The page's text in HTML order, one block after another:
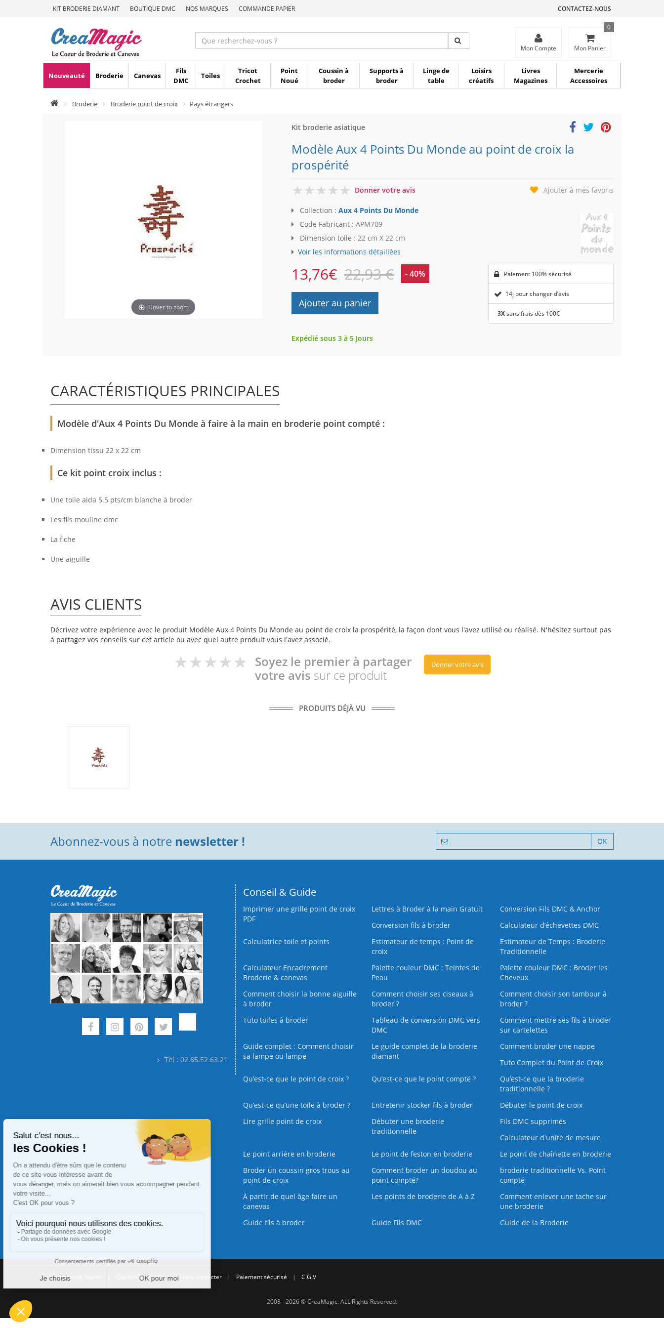
KIT BRODERIE DIAMANT BOUTIQUE DMC NOS MARQUES COMMANDE PAPIER CONTACTEZ-NOUS
Mon Compte Mon Panier
0
Nouveauté Broderie Canevas
Fils
DMC
Toiles
Tricot
Crochet
Point
Noué
Coussin à
broder
Supports à
broder
Linge de
table
Loisirs
créatifs
Livres
Magazines
Mercerie
Accessoires
Broderie Broderie point de croix Pays étrangers
Hover to zoom
Kit broderie asiatique
Modèle Aux 4 Points Du Monde au point de croix la
prospérité
0
Donner votre avis Ajouter à mes favoris
Collection : Aux 4 Points Du Monde
Code Fabricant : APM709
Dimension toile : 22 cm X 22 cm
Voir les informations détaillées
13,76€ 22,93 € - 40%
Ajouter au panier
Paiement 100% sécurisé
14j pour changer d’avis
3Xsans frais dès 100€
Expédié sous 3 à 5 Jours
CARACTÉRISTIQUES PRINCIPALES
Modèle d'Aux 4 Points Du Monde à faire à la main en broderie point compté :
Dimension tissu 22 x 22 cm
Ce kit point croix inclus :
Une toile aida 5.5 pts/cm blanche à broder
Les fils mouline dmc
La fiche
Une aiguille
AVIS CLIENTS
Décrivez votre expérience avec le produit Modèle Aux 4 Points Du Monde au point de croix la prospérité, la façon dont vous l'avez utilisé ou réalisé. N'hésitez surtout pas
à partagez vos conseils sur cet article ou avec quel autre produit vous l'avez associé.
Soyez le premier à partager
votre avis sur ce produit
Donner votre avis
PRODUITS DÉJÀ VU
Abonnez-vous à notre newsletter ! OK
Tél : 02.85.52.63.21
Conseil & Guide
Imprimer une grille point de croix
PDF
Lettres à Broder à la main Gratuit
Conversion Fils DMC & Anchor
Conversion fils à broder
Calculateur d’échevettes DMC
Calculatrice toile et points
Estimateur de temps : Point de
croix
Estimateur de Temps : Broderie
Traditionnelle
Calculateur Encadrement
Broderie & canevas
Palette couleur DMC : Teintes de
Peau
Palette couleur DMC : Broder les
Cheveux
Comment choisir la bonne aiguille
à broder
Comment choisir ses ciseaux à
broder ?
Comment choisir son tambour à
broder ?
Tuto toiles à broder
Tableau de conversion DMC vers
DMC
Comment mettre ses fils à broder
sur cartelettes
Guide complet : Comment choisir
sa lampe ou lampe
Le guide complet de la broderie
diamant
Comment broder une nappe
Tuto Complet du Point de Croix
Qu’est-ce que le point de croix ?
Qu’est-ce que le point compté ?
Qu’est-ce que la broderie
traditionnelle ?
Qu’est‑ce qu’une toile à broder ?
Entretenir stocker fils à broder
Débuter le point de croix
Lire grille point de croix
Débuter une broderie
traditionnelle
Fils DMC supprimés
Calculateur d'unité de mesure
Le point arrière en broderie
Le point de feston en broderie
Le point de chaînette en broderie
Broder un coussin gros trous au
point de croix
Comment broder un doudou au
point compté?
broderie traditionnelle Vs. Point
compté
À partir de quel âge faire un
canevas
Les points de broderie de A à Z
Comment enlever une tache sur
une broderie
Guide fils à broder
Guide Fils DMC Guide de la Broderie
Commande Papier Qui sommes nous | Nous contacter | Paiement sécurisé | C.G.V
2008 - 2026 © CreaMagic. ALL Rights Reserved.